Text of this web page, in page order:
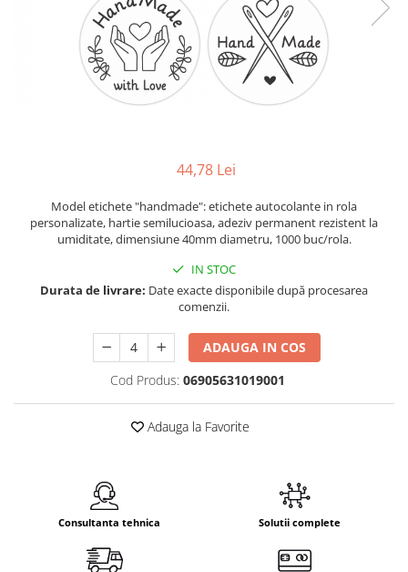
Plicuri de carton
Plicuri cu bule
Plicuri ecommerce
Pungi si sacose
Tuburi de carton
Separatoare carton si coltare
44,78 Lei
Model etichete "handmade": etichete autocolante in rola
personalizate, hartie semilucioasa, adeziv permanent rezistent la
umiditate, dimensiune 40mm diametru, 1000 buc/rola.
IN STOC
Durata de livrare: Date exacte disponibile după procesarea
comenzii.
ADAUGA IN COS
Cod Produs: 06905631019001
Adauga la Favorite
Consultanta tehnica Solutii complete